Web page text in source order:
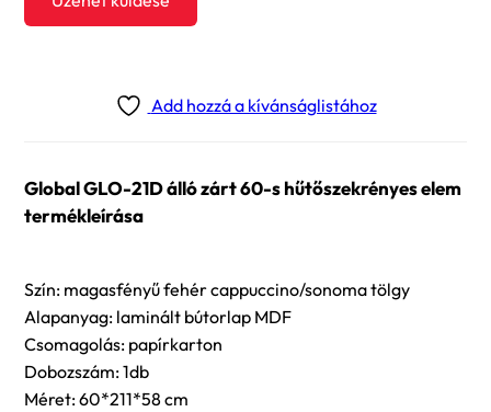
Add hozzá a kívánságlistához
Global GLO-21D álló zárt 60-s hűtőszekrényes elem
termékleírása
Szín: magasfényű fehér cappuccino/sonoma tölgy
Alapanyag: laminált bútorlap MDF
Csomagolás: papírkarton
Dobozszám: 1db
Méret: 60*211*58 cm